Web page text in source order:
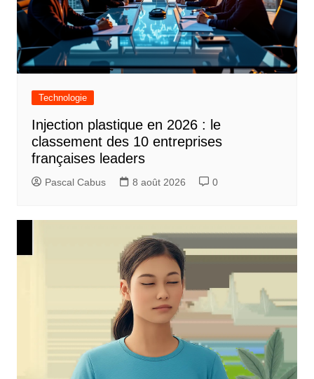
Technologie
Injection plastique en 2026 : le
classement des 10 entreprises
françaises leaders
Pascal Cabus 8 août 2026 0